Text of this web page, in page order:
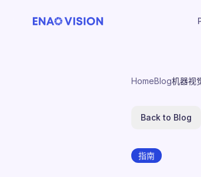
HomeBlog机器视
Back to Blog
指南